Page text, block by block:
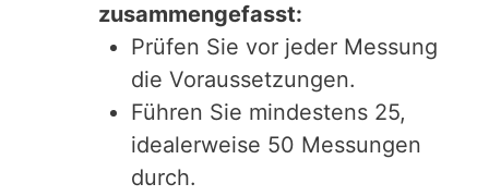
zusammengefasst:
Prüfen Sie vor jeder Messung
die Voraussetzungen.
Führen Sie mindestens 25,
idealerweise 50 Messungen
durch.